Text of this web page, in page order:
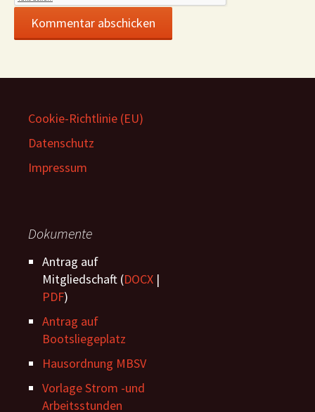
Cookie-Richtlinie (EU)
Datenschutz
Impressum
Dokumente
Antrag auf
Mitgliedschaft (DOCX |
PDF)
Antrag auf
Bootsliegeplatz
Hausordnung MBSV
Vorlage Strom -und
Arbeitsstunden